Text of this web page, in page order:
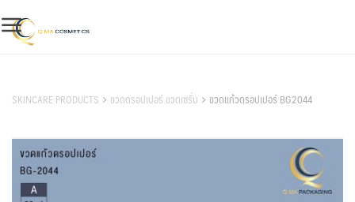
to
content
SKINCARE PRODUCTS ขวดดรอปเปอร์ ขวดเซรั่ม ขวดแก้วดรอปเปอร์ BG2044